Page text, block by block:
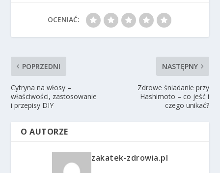
OCENIAĆ:
POPRZEDNI
Cytryna na włosy –
właściwości, zastosowanie
i przepisy DIY
NASTĘPNY
Zdrowe śniadanie przy
Hashimoto – co jeść i
czego unikać?
O AUTORZE
zakatek-zdrowia.pl